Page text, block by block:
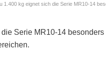
kg eignet sich die Serie MR10-14
Serie MR10-14